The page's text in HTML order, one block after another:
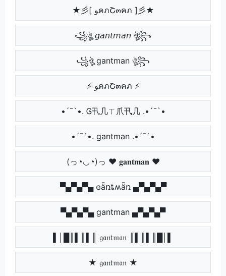
★彡[ ﻮคภՇ๓คภ ]彡★
꧁ঔৣ 𝘨𝘢𝘯𝘵𝘮𝘢𝘯 ঔৣ꧂
꧁ঔৣ gantman ঔৣ꧂
⚡ ﻮคภՇ๓คภ ⚡
•´¯`•. Ꮆ卂几ㄒ爪卂几 .•´¯`•
•´¯`•. gantman .•´¯`•
(っ◔◡◔)っ ♥ 𝐠𝐚𝐧𝐭𝐦𝐚𝐧 ♥
▀▄▀▄▀▄ ɢǟռȶʍǟռ ▄▀▄▀▄▀
▀▄▀▄▀▄ gantman ▄▀▄▀▄▀
▌│█║▌║▌║ 𝔤𝔞𝔫𝔱𝔪𝔞𝔫 ║▌║▌║█│▌
★ 𝔤𝔞𝔫𝔱𝔪𝔞𝔫 ★